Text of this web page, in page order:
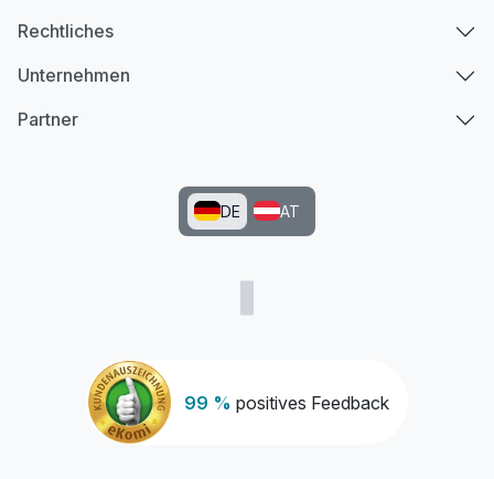
99 % positives Feedback
Rechtliches
Unternehmen
Partner
DE AT